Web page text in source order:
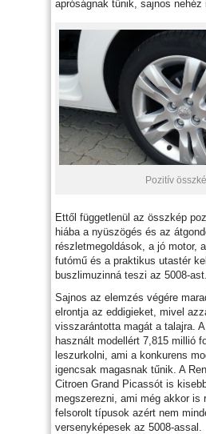
apróságnak tűnik, sajnos nehéz
Pozitív
Ettől függetlenül az összkép
hiába a nyüszögés és az
részletmegoldások, a jó motor,
futómű és a praktikus utastér
buszlimuzinná teszi az 5008-ast.
Sajnos az elemzés végére
elrontja az eddigieket, mivel
visszarántotta magát a talajra.
használt modellért 7,815 millió
leszurkolni, ami a konkurens
igencsak magasnak tűnik. A
Citroen Grand Picassót is
megszerezni, ami még akkor is
felsorolt típusok azért nem
versenyképesek az 5008-assal.